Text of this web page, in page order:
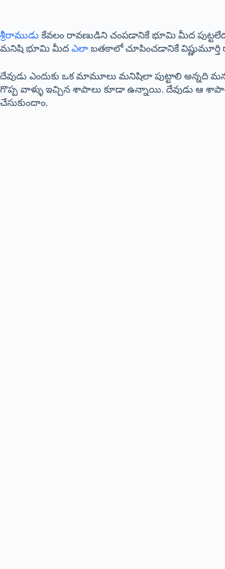
శ్రీరాముడు కేవలం రావణుడిని చంపడానికే భూమి మీద
మనిషి భూమి మీద ఎలా బతకాలో చూపించడానికే విష్ణుమూర్తి
దేవుడు ఎందుకు ఒక మామూలు మనిషిలా పుట్టాలి అన్నది
గొప్ప వాళ్ళు ఇచ్చిన శాపాలు కూడా ఉన్నాయి. దేవుడు ఆ
చేసుకుందాం.